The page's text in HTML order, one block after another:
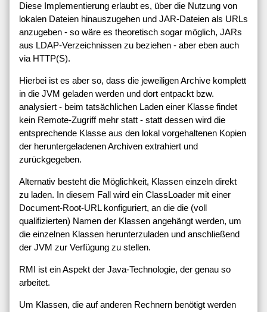
Diese Implementierung erlaubt es, über die Nutzung von
lokalen Dateien hinauszugehen und JAR-Dateien als URLs
anzugeben - so wäre es theoretisch sogar möglich, JARs
aus LDAP-Verzeichnissen zu beziehen - aber eben auch
via HTTP(S).
Hierbei ist es aber so, dass die jeweiligen Archive komplett
in die JVM geladen werden und dort entpackt bzw.
analysiert - beim tatsächlichen Laden einer Klasse findet
kein Remote-Zugriff mehr statt - statt dessen wird die
entsprechende Klasse aus den lokal vorgehaltenen Kopien
der heruntergeladenen Archiven extrahiert und
zurückgegeben.
Alternativ besteht die Möglichkeit, Klassen einzeln direkt
zu laden. In diesem Fall wird ein ClassLoader mit einer
Document-Root-URL konfiguriert, an die die (voll
qualifizierten) Namen der Klassen angehängt werden, um
die einzelnen Klassen herunterzuladen und anschließend
der JVM zur Verfügung zu stellen.
RMI ist ein Aspekt der Java-Technologie, der genau so
arbeitet.
Um Klassen, die auf anderen Rechnern benötigt werden